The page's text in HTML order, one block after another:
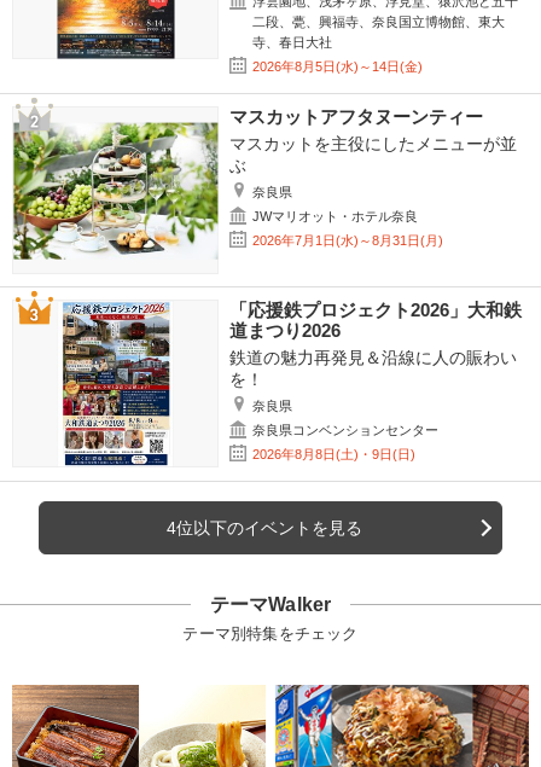
二段、甍、興福寺、奈良国立博物館、東大
寺、春日大社
2026年8月5日(水)～14日(金)
マスカットアフタヌーンティー
マスカットを主役にしたメニューが並
ぶ
奈良県
JWマリオット・ホテル奈良
2026年7月1日(水)～8月31日(月)
「応援鉄プロジェクト2026」大和鉄
道まつり2026
鉄道の魅力再発見＆沿線に人の賑わい
を！
奈良県
奈良県コンベンションセンター
2026年8月8日(土)・9日(日)
4位以下のイベントを見る
テーマWalker
テーマ別特集をチェック